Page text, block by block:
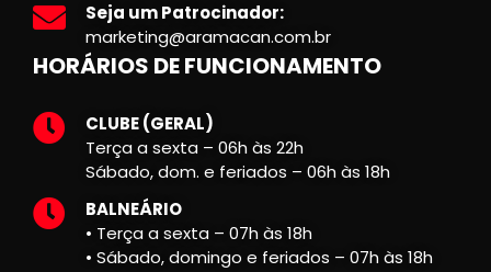
Seja um Patrocinador:
marketing@aramacan.com.br
HORÁRIOS DE FUNCIONAMENTO
CLUBE (GERAL)
Terça a sexta – 06h às 22h
Sábado, dom. e feriados – 06h às 18h
BALNEÁRIO
• Terça a sexta – 07h às 18h
• Sábado, domingo e feriados – 07h às 18h